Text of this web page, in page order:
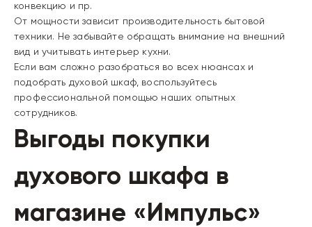
конвекцию и пр.
От мощности зависит производительность бытовой
техники. Не забывайте обращать внимание на внешний
вид и учитывать интерьер кухни.
Если вам сложно разобраться во всех нюансах и
подобрать духовой шкаф, воспользуйтесь
профессиональной помощью наших опытных
сотрудников.
Выгоды покупки
духового шкафа в
магазине «Импульс»